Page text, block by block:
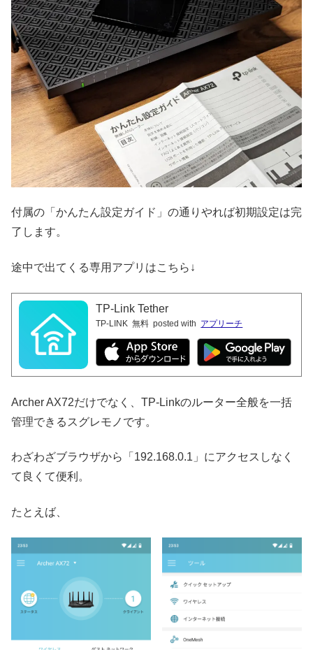
付属の「かんたん設定ガイド」の通りやれば初期設定は完
了します。
途中で出てくる専用アプリはこちら↓
TP-Link Tether
TP-LINK 無料 posted with アプリーチ
Archer AX72だけでなく、TP-Linkのルーター全般を一括
管理できるスグレモノです。
わざわざブラウザから「192.168.0.1」にアクセスしなく
て良くて便利。
たとえば、